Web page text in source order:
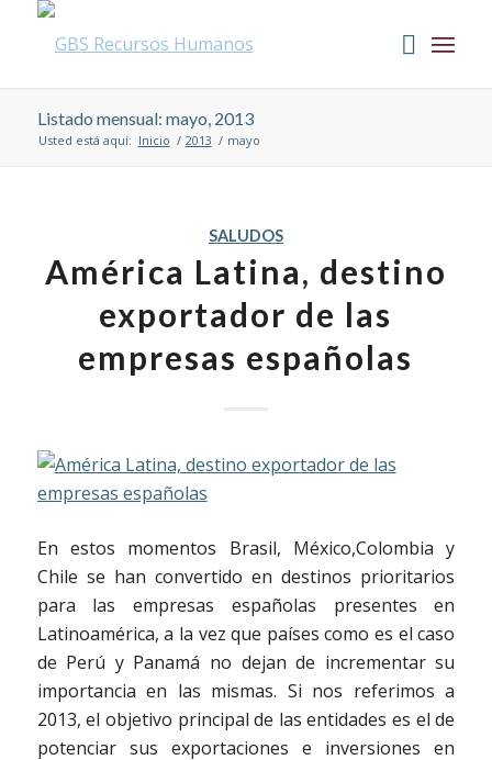
Listado mensual: mayo, 2013
Usted está aquí: Inicio / 2013 / mayo
SALUDOS
América Latina, destino
exportador de las
empresas españolas
En estos momentos Brasil, México,Colombia y
Chile se han convertido en destinos prioritarios
para las empresas españolas presentes en
Latinoamérica, a la vez que países como es el caso
de Perú y Panamá no dejan de incrementar su
importancia en las mismas. Si nos referimos a
2013, el objetivo principal de las entidades es el de
potenciar sus exportaciones e inversiones en